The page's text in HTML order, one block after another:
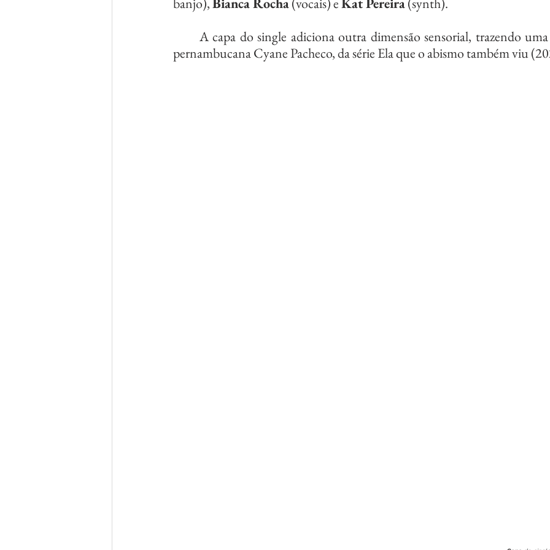
banjo), Bianca Rocha (vocais) e Kat Pereira (synth).
pernambucana Cyane Pacheco, da série Ela que o abismo também viu